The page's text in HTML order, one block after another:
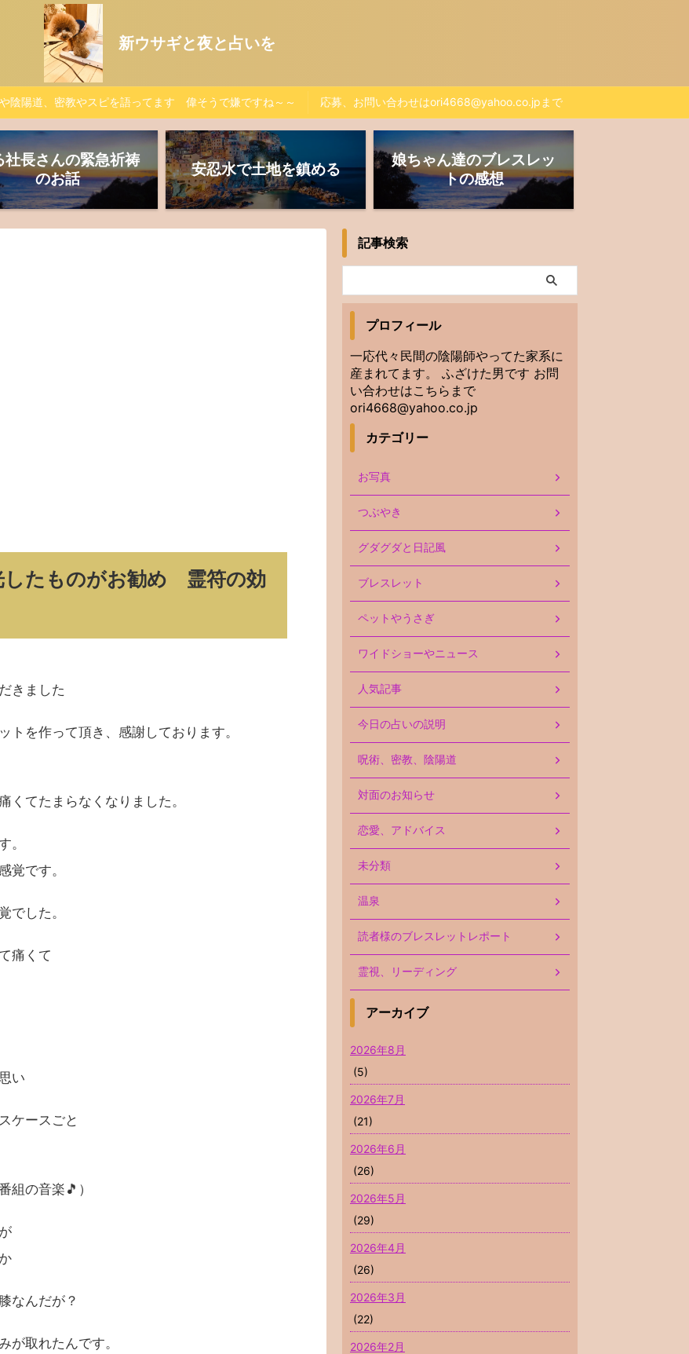
新ウサギと夜と占いを
陰陽道、密教やスピを語ってます 偉そうで嫌ですね～～ 応募、お問い合わせはori4668@yahoo.co.jpまで
社長さんの緊急祈祷
のお話
安忍水で土地を鎮める
娘ちゃん達のブレスレッ
トの感想
したものがお勧め 霊符の効
きました
トを作って頂き、感謝しております。
くてたまらなくなりました。
。
覚です。
でした。
痛くて
い
ケースごと
組の音楽🎵）
なんだが？
が取れたんです。
記事検索
プロフィール
一応代々民間の陰陽師やってた家系に
産まれてます。 ふざけた男です お問
い合わせはこちらまで
ori4668@yahoo.co.jp
カテゴリー
お写真
つぶやき
グダグダと日記風
ブレスレット
ペットやうさぎ
ワイドショーやニュース
人気記事
今日の占いの説明
呪術、密教、陰陽道
対面のお知らせ
恋愛、アドバイス
未分類
温泉
読者様のブレスレットレポート
霊視、リーディング
アーカイブ
2026年8月
(5)
2026年7月
(21)
2026年6月
(26)
2026年5月
(29)
2026年4月
(26)
2026年3月
(22)
2026年2月